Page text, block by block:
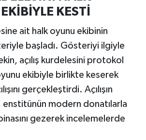
KESTİ
ait halk oyunu ekibinin
başladı. Gösteriyi ilgiyle
açılış kurdelesini protokol
ekibiyle birlikte keserek
gerçekleştirdi. Açılışın
enstitünün modern donatılarla
gezerek incelemelerde